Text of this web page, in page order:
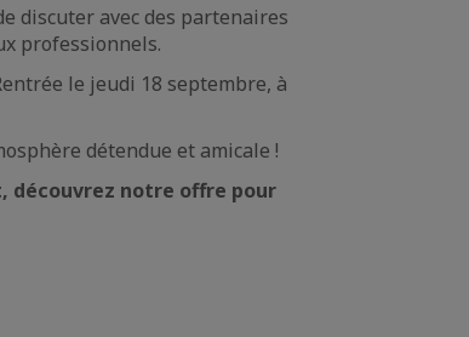
discuter avec des partenaires
professionnels.
le jeudi 18 septembre, à
détendue et amicale !
découvrez notre offre pour